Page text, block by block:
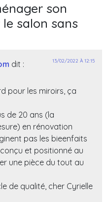
son
salon sans
dit : 13/02/2022 À 12:15
pour les miroirs, ça
de 20 ans (la
en rénovation
pas les bieenfaits
et positionné au
une pièce du tout au
de qualité, cher Cyrielle